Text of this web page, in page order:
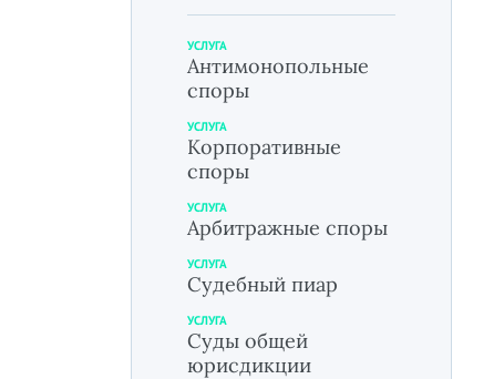
УСЛУГА
Антимонопольные
споры
УСЛУГА
Корпоративные
споры
УСЛУГА
Арбитражные споры
УСЛУГА
Судебный пиар
УСЛУГА
Суды общей
юрисдикции